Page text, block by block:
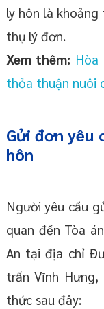
ly hôn là
thụ lý đơn.
Xem thêm:
thỏa thuận nuôi
Gửi đơn yêu
hôn
Người yêu cầu
quan đến Tòa
An tại địa chỉ
trấn Vĩnh
thức sau đây: